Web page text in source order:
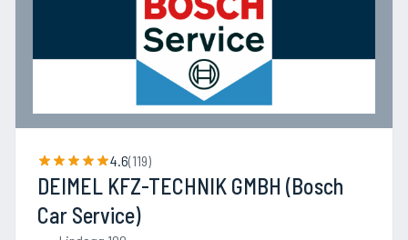
4.6(119)
DEIMEL KFZ-TECHNIK GMBH (Bosch
Car Service)